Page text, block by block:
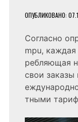
ОПУБЛИКОВАНО:
Согласно
mpu, каждая
ребляющая
свои заказы
тными